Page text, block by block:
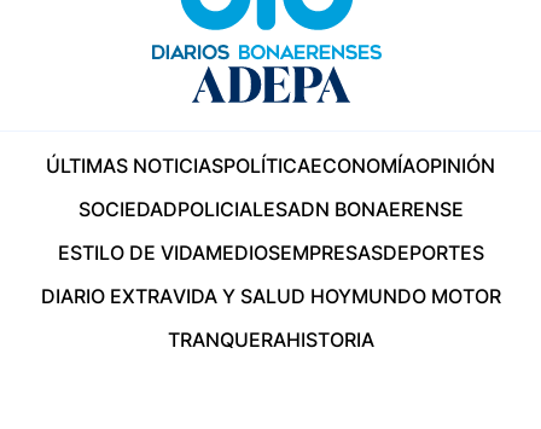
ÚLTIMAS NOTICIASPOLÍTICAECONOMÍAOPINIÓN
SOCIEDADPOLICIALESADN BONAERENSE
ESTILO DE VIDAMEDIOSEMPRESASDEPORTES
DIARIO EXTRAVIDA Y SALUD HOYMUNDO MOTOR
TRANQUERAHISTORIA